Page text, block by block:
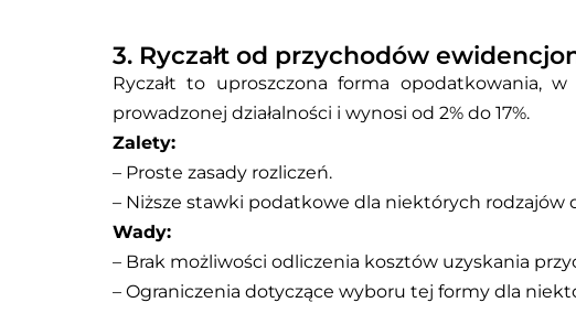
3. Ryczałt od przychodów
Ryczałt to uproszczona forma opodatkowania,
prowadzonej działalności i wynosi od 2% do 17%.
Zalety:
– Proste zasady rozliczeń.
– Niższe stawki podatkowe dla niektórych rodzajów
Wady:
– Brak możliwości odliczenia kosztów uzyskania
– Ograniczenia dotyczące wyboru tej formy dla